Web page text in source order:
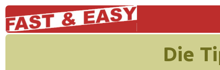
Die